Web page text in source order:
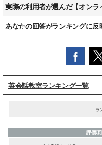
実際の利用者が選んだ【オン
あなたの回答がランキングに反
英会話教室ランキング一覧
ラ
評価項